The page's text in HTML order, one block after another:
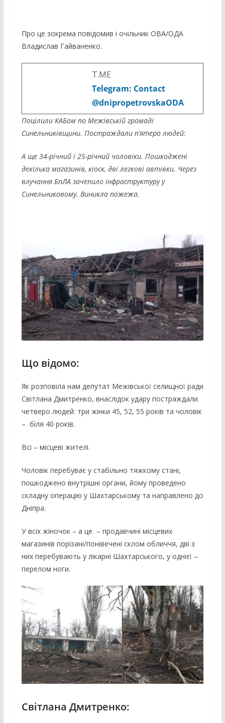
Про це зокрема повідомив і очільник ОВА/ОДА
Владислав Гайваненко.
T.ME
Telegram: Contact
@dnipropetrovskaODA
Поцілили КАБом по Межівській громаді
Синельниківщини. Постраждали пʼятеро людей:
А ще 34-річний і 25-річний чоловіки. Пошкоджені
декілька магазинів, кіоск, дві легкові автівки. Через
влучання БпЛА зачепило інфраструктуру у
Синельниковому. Виникла пожежа.
Що відомо:
Як розповіла нам депутат Межівської селищної ради
Світлана Дмитренко, внаслідок удару постраждали
четверо людей: три жінки 45, 52, 55 років та чоловік
– біля 40 років.
Всі – місцеві жителі.
Чоловік перебуває у стабільно тяжкому стані,
пошкоджено внутрішні органи, йому проведено
складну операцію у Шахтарському та направлено до
Дніпра.
У всіх жіночок – а це – продавчині місцевих
магазинів порізані/понівечені склом обличчя, дві з
них перебувають у лікарні Шахтарського, у однієї –
перелом ноги.
Світлана Дмитренко: